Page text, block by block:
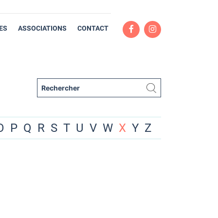
ASSOCIATIONS CONTACT
P Q R S T U V W X Y Z